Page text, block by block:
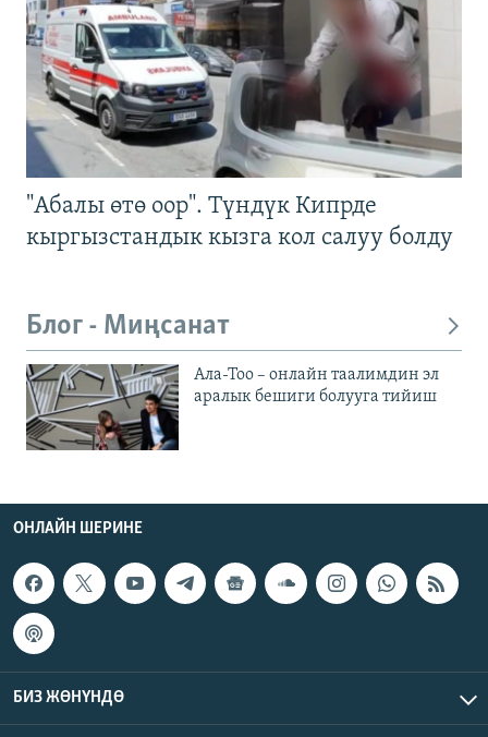
"Абалы өтө оор". Түндүк Кипрде
кыргызстандык кызга кол салуу болду
Блог - Миңсанат
Ала-Тоо – онлайн таалимдин эл
аралык бешиги болууга тийиш
ОНЛАЙН ШЕРИНЕ
БИЗ ЖӨНҮНДӨ